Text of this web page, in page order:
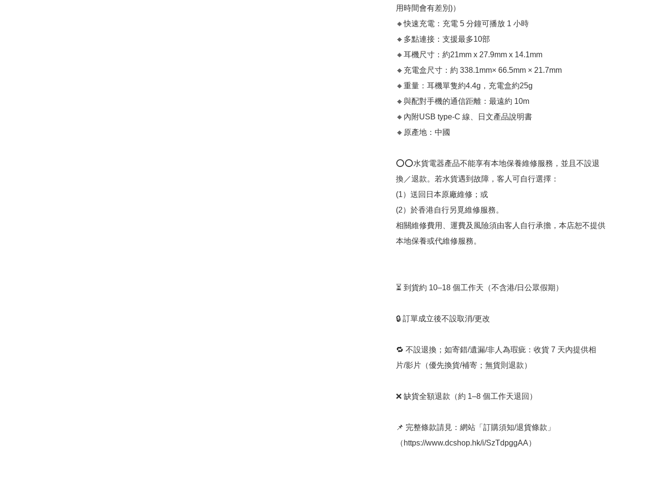
用時間會有差別)）
🔸快速充電：充電 5 分鐘可播放 1 小時
🔸多點連接：支援最多10部
🔸耳機尺寸：約21mm x 27.9mm x 14.1mm
🔸充電盒尺寸：約 338.1mm× 66.5mm × 21.7mm
🔸重量：耳機單隻約4.4g，充電盒約25g
🔸與配對手機的通信距離：最遠約 10m
🔸內附USB type-C 線、日文產品說明書
🔸原產地：中國
⭕️⭕️水貨電器產品不能享有本地保養維修服務，並且不設退
換／退款。若水貨遇到故障，客人可自行選擇：
(1）送回日本原廠維修；或
(2）於香港自行另覓維修服務。
相關維修費用、運費及風險須由客人自行承擔，本店恕不提供
本地保養或代維修服務。
⏳ 到貨約 10–18 個工作天（不含港/日公眾假期）
🔒 訂單成立後不設取消/更改
🔁 不設退換；如寄錯/遺漏/非人為瑕疵：收貨 7 天內提供相
片/影片（優先換貨/補寄；無貨則退款）
❌ 缺貨全額退款（約 1–8 個工作天退回）
📌 完整條款請見：網站「訂購須知/退貨條款」
（https://www.dcshop.hk/i/SzTdpggAA）